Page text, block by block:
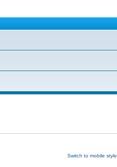
Switch to mobile style